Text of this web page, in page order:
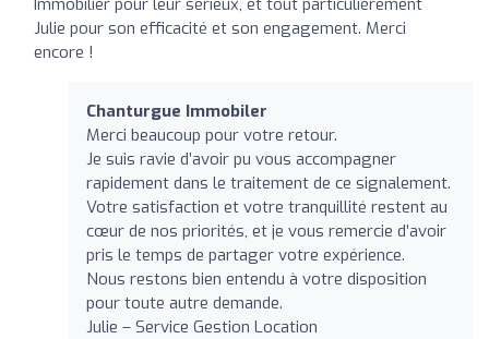
Julie pour son efficacité et son engagement. Merci
encore !
Chanturgue Immobiler
Merci beaucoup pour votre retour.
Je suis ravie d’avoir pu vous accompagner
rapidement dans le traitement de ce signalement.
Votre satisfaction et votre tranquillité restent au
cœur de nos priorités, et je vous remercie d’avoir
pris le temps de partager votre expérience.
Nous restons bien entendu à votre disposition
pour toute autre demande.
Julie – Service Gestion Location